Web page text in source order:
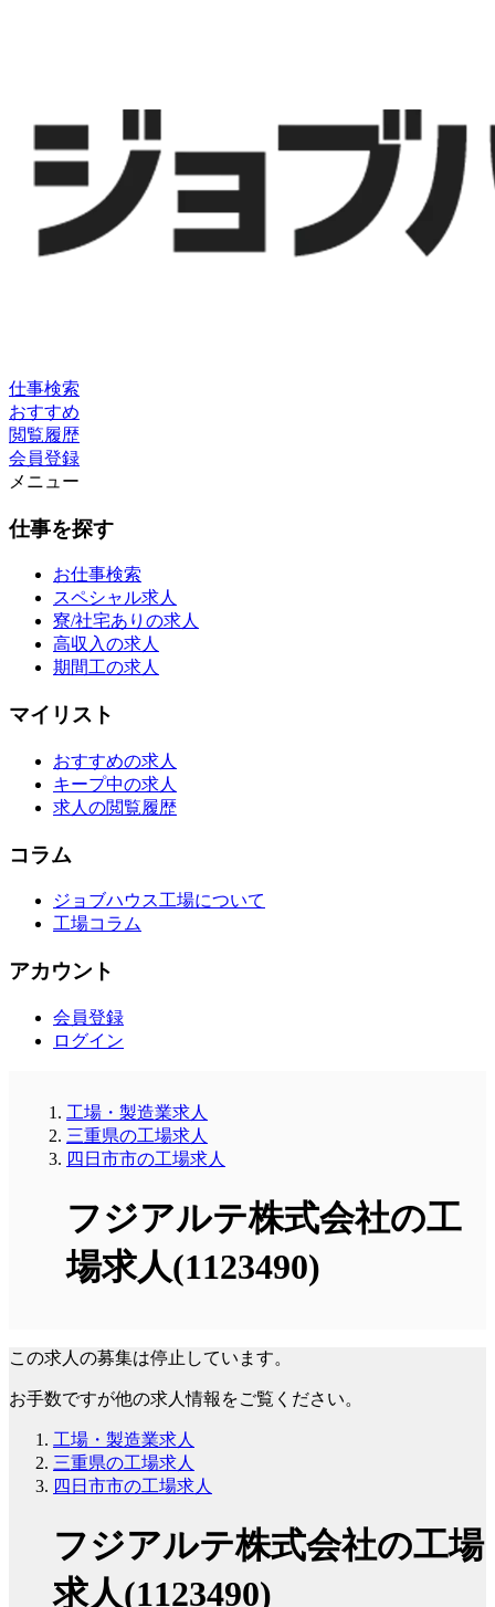
仕事検索
おすすめ
閲覧履歴
会員登録
メニュー
仕事を探す
お仕事検索
スペシャル求人
寮/社宅ありの求人
高収入の求人
期間工の求人
マイリスト
おすすめの求人
キープ中の求人
求人の閲覧履歴
コラム
ジョブハウス工場について
工場コラム
アカウント
会員登録
ログイン
工場・製造業求人
三重県の工場求人
四日市市の工場求人
フジアルテ株式会社の工
場求人(1123490)
この求人の募集は停止しています。
お手数ですが他の求人情報をご覧ください。
工場・製造業求人
三重県の工場求人
四日市市の工場求人
フジアルテ株式会社の工場
求人(1123490)